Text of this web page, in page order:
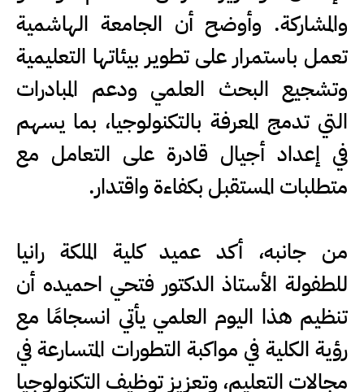
والمشاركة. وأوضح أن الجامعة الهاشمية
تعمل باستمرار على تطوير بيئاتها التعليمية
وتشجيع البحث العلمي ودعم المبادرات
التي تدمج المعرفة بالتكنولوجيا، بما يسهم
في إعداد أجيال قادرة على التعامل مع
متطلبات المستقبل بكفاءة واقتدار.
من جانبه، أكد عميد كلية الملكة رانيا
للطفولة الأستاذ الدكتور فتحي احميده أن
تنظيم هذا اليوم العلمي يأتي انسجامًا مع
رؤية الكلية في مواكبة التطورات المتسارعة في
مجالات التعليم، وتعزيز توظيف التكنولوجيا